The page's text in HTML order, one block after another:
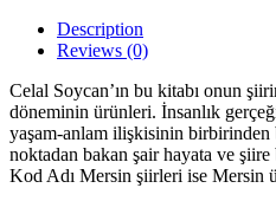
Description
Reviews (0)
Celal Soycan’ın bu kitabı onun
döneminin ürünleri. İnsanlık
yaşam-anlam ilişkisinin birbirinden
noktadan bakan şair hayata ve
Kod Adı Mersin şiirleri ise